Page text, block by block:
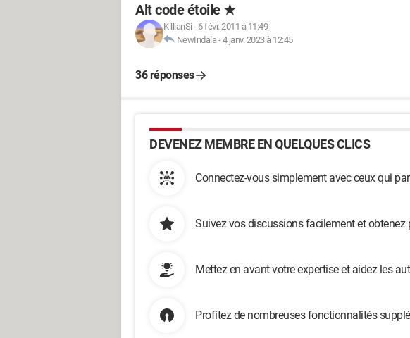
Alt code étoile ★
KillianSi - 6 févr. 2011 à 11:49
NewIndala -4 janv. 2023 à 12:45
36 réponses
DEVENEZ MEMBRE EN QUELQUES CLICS
Connectez-vous simplement avec ceux qui
Suivez vos discussions facilement et obtenez
Mettez en avant votre expertise et aidez les
Profitez de nombreuses fonctionnalités